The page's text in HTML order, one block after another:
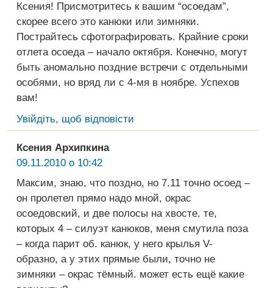
Ксения! Присмотритесь к вашим “осоедам”,
скорее всего это канюки или зимняки.
Пострайтесь сфотографировать. Крайние сроки
отлета осоеда – начало октября. Конечно, могут
быть аномально поздние встречи с отдельными
особями, но вряд ли с 4-мя в ноябре. Успехов
вам!
Увійдіть, щоб відповісти
Ксения Архипкина
09.11.2010 о 10:42
Максим, знаю, что поздно, но 7.11 точно осоед –
он пролетел прямо надо мной, окрас
осоедовский, и две полосы на хвосте. те,
которых 4 – силуэт канюков, меня смутила поза
– когда парит об. канюк, у него крылья V-
образно, а у этих прямые были, точно не
зимняки – окрас тёмный. может есть ещё какие